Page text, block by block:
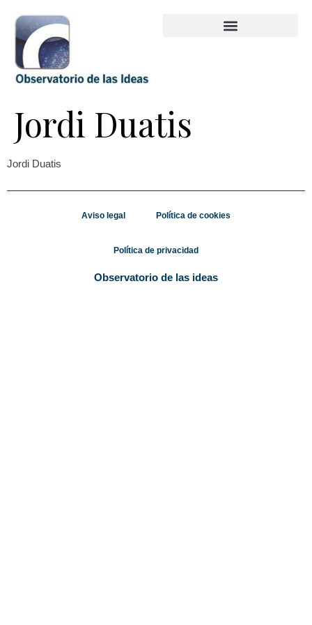
Jordi Duatis
Jordi Duatis
Aviso legal Política de cookies
Política de privacidad
Observatorio de las ideas